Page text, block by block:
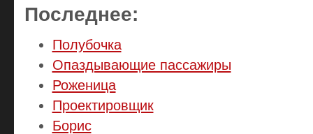
Последнее:
Полубочка
Опаздывающие пассажиры
Роженица
Проектировщик
Борис